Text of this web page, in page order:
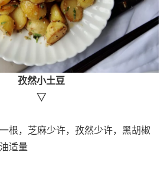
孜然小土豆
▽
根，芝麻少许，孜然少许，黑胡椒
适量